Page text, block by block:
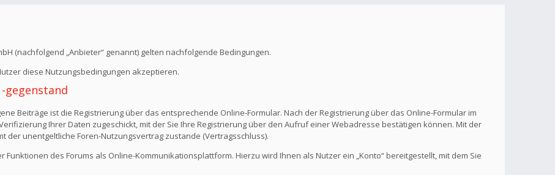
(nachfolgend „Anbieter“ genannt) gelten nachfolgende Bedingungen.
diese Nutzungsbedingungen akzeptieren.
gegenstand
Beiträge ist die Registrierung über das entsprechende Online-Formular. Nach der Registrierung über das Online-Formular im
Ihrer Daten zugeschickt, mit der Sie Ihre Registrierung über den Aufruf einer Webadresse bestätigen können. Mit der
der unentgeltliche Foren-Nutzungsvertrag zustande (Vertragsschluss).
des Forums als Online-Kommunikationsplattform. Hierzu wird Ihnen als Nutzer ein „Konto“ bereitgestellt, mit dem Sie